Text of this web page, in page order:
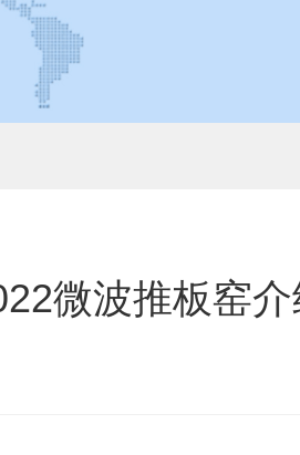
微波推板窑介